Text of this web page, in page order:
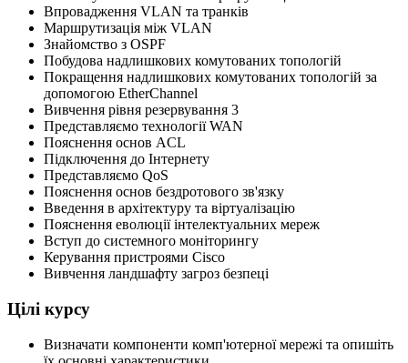
Впровадження VLAN та транків
Маршрутизація між VLAN
Знайомство з OSPF
Побудова надлишкових комутованих топологій
Покращення надлишкових комутованих топологій за
допомогою EtherChannel
Вивчення рівня резервування 3
Представляємо технології WAN
Пояснення основ ACL
Підключення до Інтернету
Представляємо QoS
Пояснення основ бездротового зв'язку
Введення в архітектуру та віртуалізацію
Пояснення еволюції інтелектуальних мереж
Вступ до системного моніторингу
Керування пристроями Cisco
Вивчення ландшафту загроз безпеці
Цілі курсу
Визначати компоненти комп'ютерної мережі та опишіть